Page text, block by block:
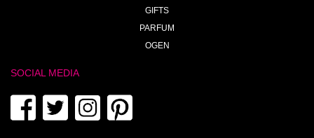
GIFTS
PARFUM
OGEN
SOCIAL MEDIA